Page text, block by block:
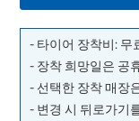
- 타이어 장착비: 무
- 장착 희망일은 공
- 선택한 장착 매장
- 변경 시 뒤로가기